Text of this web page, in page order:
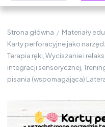
Strona główna / Materiały
Karty perforacyjne jako
Terapia ręki, Wyciszanie i
integracji sensorycznej,
pisania (wspomagająca)